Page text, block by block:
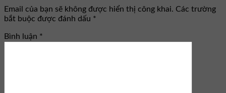
Email của bạn sẽ không được hiển thị công khai. Các trường
bắt buộc được đánh dấu *
Bình luận *